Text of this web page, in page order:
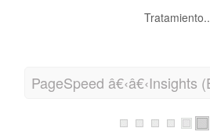
PageSpeed â€‹â€‹Insights